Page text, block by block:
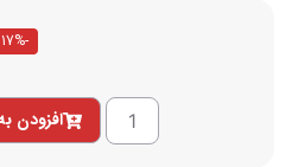
-17%
افزودن